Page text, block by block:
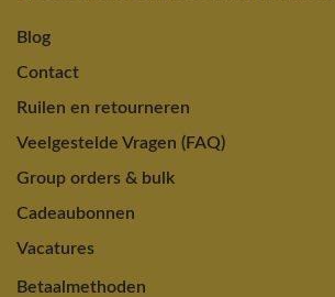
Blog
Contact
Ruilen en retourneren
Veelgestelde Vragen (FAQ)
Group orders & bulk
Cadeaubonnen
Vacatures
Betaalmethoden